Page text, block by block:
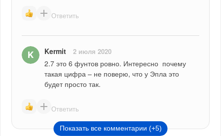
Ответить
Kermit 2 июля 2020
2.7 это 6 фунтов ровно. Интересно  почему
такая цифра – не поверю, что у Эпла это
будет просто так.
Ответить
Показать все комментарии (+5)